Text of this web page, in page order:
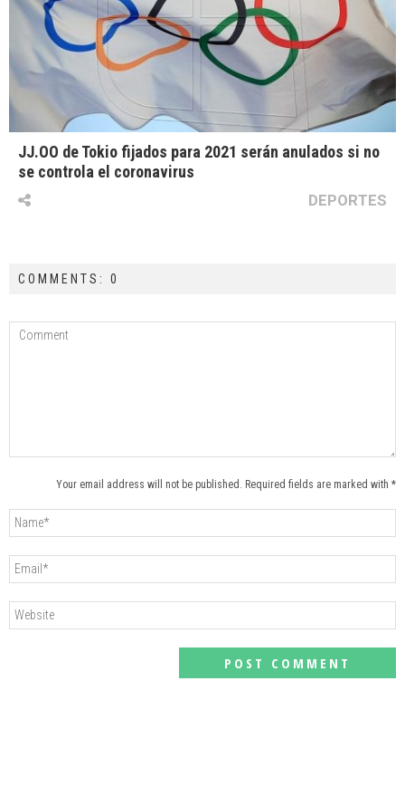
JJ.OO de Tokio fijados para 2021 serán anulados si no
se controla el coronavirus
DEPORTES
COMMENTS: 0
Your email address will not be published. Required fields are marked with *